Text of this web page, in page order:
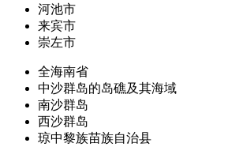
河池市
来宾市
崇左市
全海南省
中沙群岛的岛礁及其海域
南沙群岛
西沙群岛
琼中黎族苗族自治县